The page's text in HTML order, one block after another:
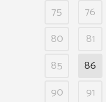
75
76
80
81
85
86
90
91